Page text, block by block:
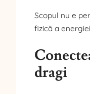
Scopul nu e
fizică a
dragi